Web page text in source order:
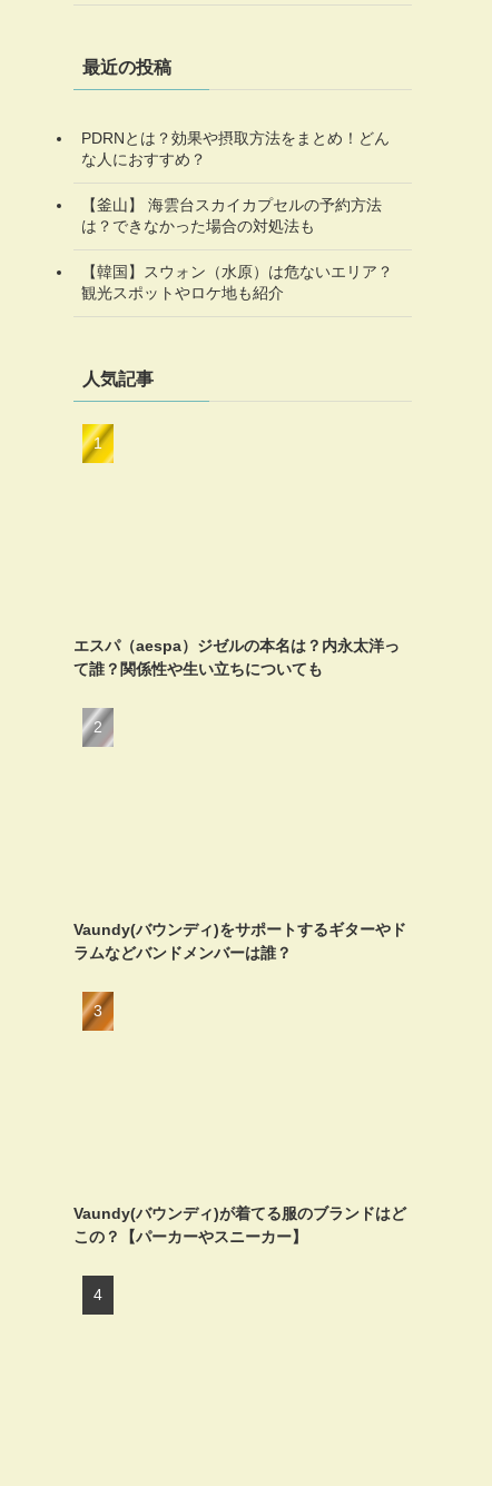
最近の投稿
PDRNとは？効果や摂取方法をまとめ！どん
な人におすすめ？
【釜山】 海雲台スカイカプセルの予約方法
は？できなかった場合の対処法も
【韓国】スウォン（水原）は危ないエリア？
観光スポットやロケ地も紹介
人気記事
エスパ（aespa）ジゼルの本名は？内永太洋っ
て誰？関係性や生い立ちについても
Vaundy(バウンディ)をサポートするギターやド
ラムなどバンドメンバーは誰？
Vaundy(バウンディ)が着てる服のブランドはど
この？【パーカーやスニーカー】